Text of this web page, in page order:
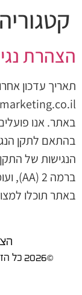
הצהרת
באתר. אנו
בהתאם לתקן
באתר תוכלו
©2026 כל הזכויות שמורות לליאת ואלמוג אחדות. | ט.ל.ח